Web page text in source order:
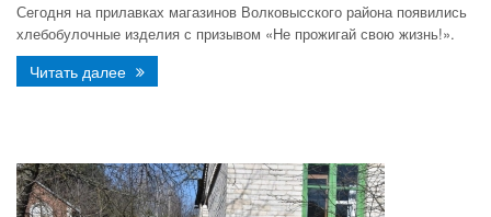
Сегодня на прилавках магазинов Волковысского района появились
хлебобулочные изделия с призывом «Не прожигай свою жизнь!».
Читать далее